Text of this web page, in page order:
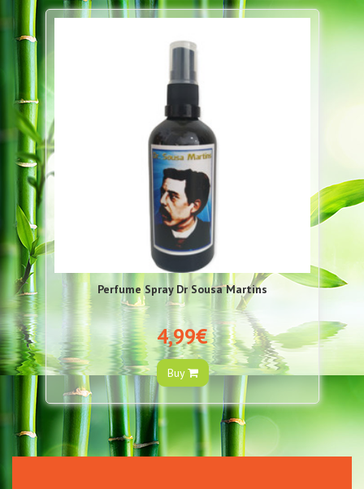
Perfume Spray Dr Sousa Martins
4,99€
Buy